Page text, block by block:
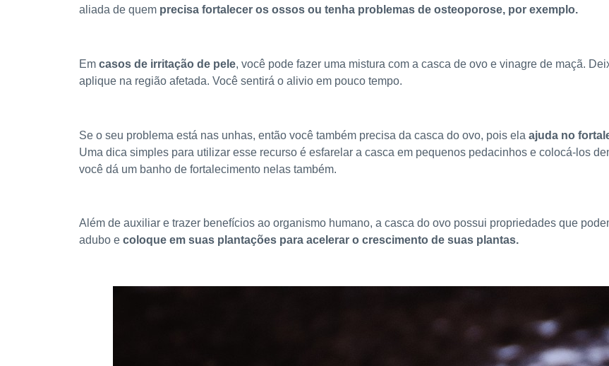
aliada de quem precisa fortalecer os ossos ou tenha problemas de osteoporose, por exemplo.
Em casos de irritação de pele, você pode fazer uma mistura com a casca de ovo e vinagre de maçã.
aplique na região afetada. Você sentirá o alivio em pouco tempo.
Se o seu problema está nas unhas, então você também precisa da casca do ovo, pois ela ajuda no
Uma dica simples para utilizar esse recurso é esfarelar a casca em pequenos pedacinhos e colocá-los
você dá um banho de fortalecimento nelas também.
Além de auxiliar e trazer benefícios ao organismo humano, a casca do ovo possui propriedades que
adubo e coloque em suas plantações para acelerar o crescimento de suas plantas.